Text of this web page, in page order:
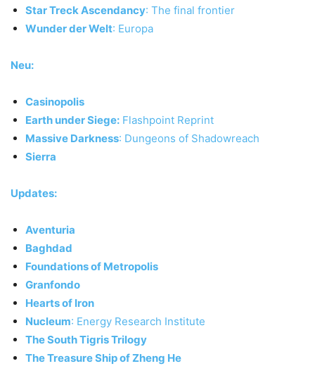
Star Treck Ascendancy: The final frontier
Wunder der Welt: Europa
Neu:
Casinopolis
Earth under Siege: Flashpoint Reprint
Massive Darkness: Dungeons of Shadowreach
Sierra
Updates:
Aventuria
Baghdad
Foundations of Metropolis
Granfondo
Hearts of Iron
Nucleum: Energy Research Institute
The South Tigris Trilogy
The Treasure Ship of Zheng He